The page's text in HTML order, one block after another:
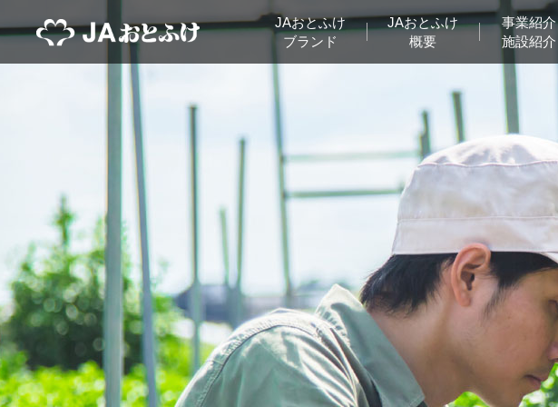
JAおとふけ
ブランド
JAおとふけ
概要
事業紹介
施設紹介